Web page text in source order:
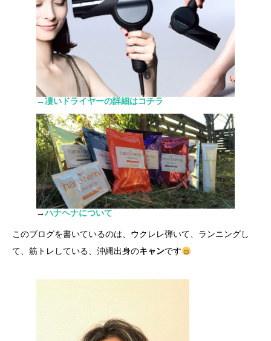
→凄いドライヤーの詳細はコチラ
→ハナヘナについて
このブログを書いているのは、ウクレレ弾いて、ランニングし
て、筋トレしている、沖縄出身のキャンです